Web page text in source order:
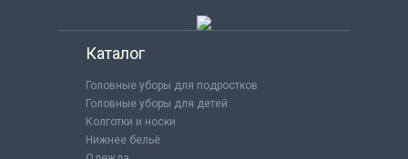
Каталог
Головные уборы для подростков
Головные уборы для детей
Колготки и носки
Нижнее бельё